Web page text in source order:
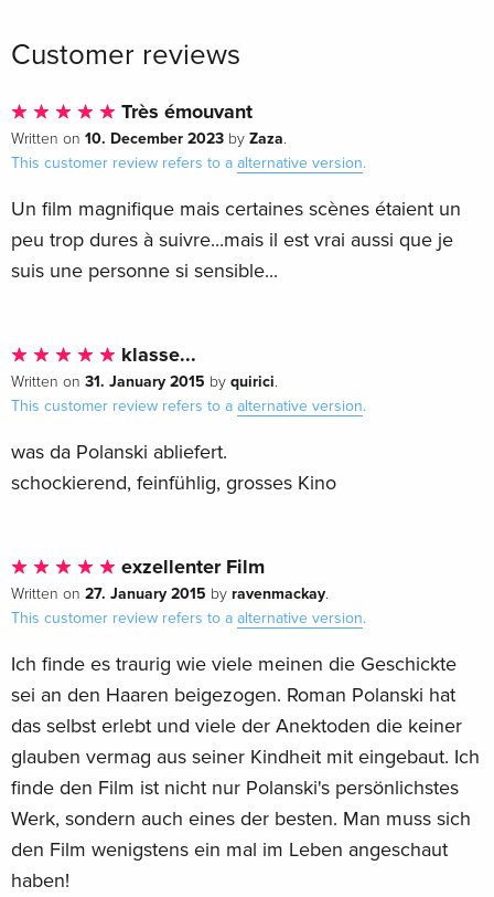
Italian
New Edition
Italian
Italian
Customer reviews
Très émouvant
Written on 10. December 2023 by Zaza.
This customer review refers to a alternative version.
Un film magnifique mais certaines scènes étaient un
peu trop dures à suivre...mais il est vrai aussi que je
suis une personne si sensible...
klasse...
Written on 31. January 2015 by quirici.
This customer review refers to a alternative version.
was da Polanski abliefert.
schockierend, feinfühlig, grosses Kino
exzellenter Film
Written on 27. January 2015 by ravenmackay.
This customer review refers to a alternative version.
Ich finde es traurig wie viele meinen die Geschickte
sei an den Haaren beigezogen. Roman Polanski hat
das selbst erlebt und viele der Anektoden die keiner
glauben vermag aus seiner Kindheit mit eingebaut. Ich
finde den Film ist nicht nur Polanski's persönlichstes
Werk, sondern auch eines der besten. Man muss sich
den Film wenigstens ein mal im Leben angeschaut
haben!